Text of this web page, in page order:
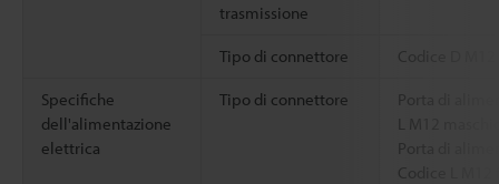
trasmissione
Tipo di connettore Codice D
Specifiche
dell'alimentazione
elettrica
Tipo di connettore
Porta di
Porta di
Codice L